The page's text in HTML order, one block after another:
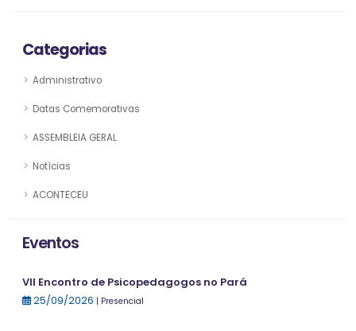
Categorias
Administrativo
Datas Comemorativas
ASSEMBLEIA GERAL
Notícias
ACONTECEU
Eventos
VII Encontro de Psicopedagogos no Pará
25/09/2026 | Presencial